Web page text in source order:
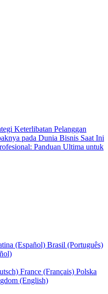
Keterlibatan Pelanggan
pada Dunia Bisnis Saat Ini
Panduan Ultima untuk
(Español) Brasil (Português)
France (Français) Polska
(English)